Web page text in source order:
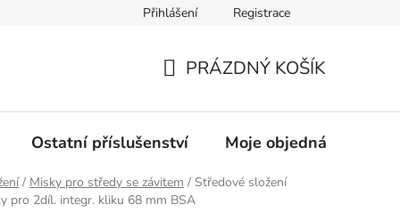
Přihlášení Registrace
KOŠÍK
PRÁZDNÝ KOŠÍK
Ostatní příslušenství Moje objednávka
/ Misky pro středy se závitem / Středové složení
pro 2díl. integr. kliku 68 mm BSA